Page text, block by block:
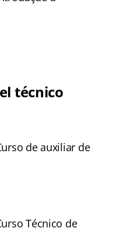
técnico
de auxiliar de
Técnico de